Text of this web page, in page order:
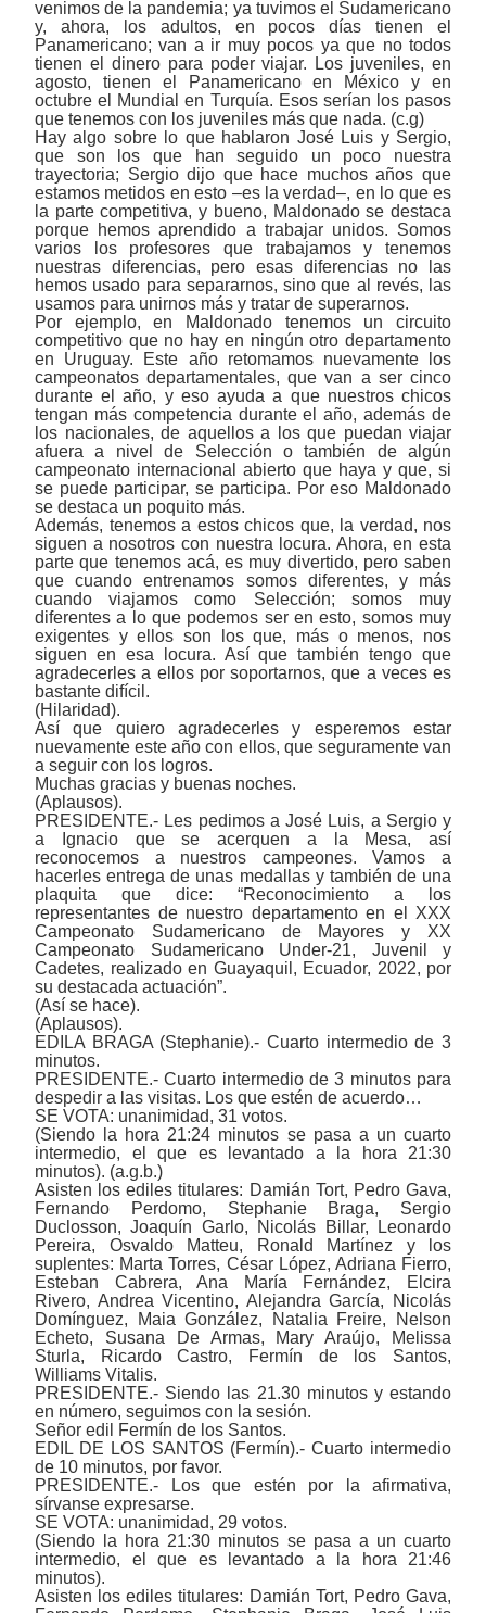
venimos de la pandemia; ya tuvimos el Sudamericano
y, ahora, los adultos, en pocos días tienen el
Panamericano; van a ir muy pocos ya que no todos
tienen el dinero para poder viajar. Los juveniles, en
agosto, tienen el Panamericano en México y en
octubre el Mundial en Turquía. Esos serían los pasos
que tenemos con los juveniles más que nada. (c.g)
Hay algo sobre lo que hablaron José Luis y Sergio,
que son los que han seguido un poco nuestra
trayectoria; Sergio dijo que hace muchos años que
estamos metidos en esto ‒es la verdad‒, en lo que es
la parte competitiva, y bueno, Maldonado se destaca
porque hemos aprendido a trabajar unidos. Somos
varios los profesores que trabajamos y tenemos
nuestras diferencias, pero esas diferencias no las
hemos usado para separarnos, sino que al revés, las
usamos para unirnos más y tratar de superarnos.
Por ejemplo, en Maldonado tenemos un circuito
competitivo que no hay en ningún otro departamento
en Uruguay. Este año retomamos nuevamente los
campeonatos departamentales, que van a ser cinco
durante el año, y eso ayuda a que nuestros chicos
tengan más competencia durante el año, además de
los nacionales, de aquellos a los que puedan viajar
afuera a nivel de Selección o también de algún
campeonato internacional abierto que haya y que, si
se puede participar, se participa. Por eso Maldonado
se destaca un poquito más.
Además, tenemos a estos chicos que, la verdad, nos
siguen a nosotros con nuestra locura. Ahora, en esta
parte que tenemos acá, es muy divertido, pero saben
que cuando entrenamos somos diferentes, y más
cuando viajamos como Selección; somos muy
diferentes a lo que podemos ser en esto, somos muy
exigentes y ellos son los que, más o menos, nos
siguen en esa locura. Así que también tengo que
agradecerles a ellos por soportarnos, que a veces es
bastante difícil.
(Hilaridad).
Así que quiero agradecerles y esperemos estar
nuevamente este año con ellos, que seguramente van
a seguir con los logros.
Muchas gracias y buenas noches.
(Aplausos).
PRESIDENTE.- Les pedimos a José Luis, a Sergio y
a Ignacio que se acerquen a la Mesa, así
reconocemos a nuestros campeones. Vamos a
hacerles entrega de unas medallas y también de una
plaquita que dice: “Reconocimiento a los
representantes de nuestro departamento en el XXX
Campeonato Sudamericano de Mayores y XX
Campeonato Sudamericano Under-21, Juvenil y
Cadetes, realizado en Guayaquil, Ecuador, 2022, por
su destacada actuación”.
(Así se hace).
(Aplausos).
EDILA BRAGA (Stephanie).- Cuarto intermedio de 3
minutos.
PRESIDENTE.- Cuarto intermedio de 3 minutos para
despedir a las visitas. Los que estén de acuerdo…
SE VOTA: unanimidad, 31 votos.
(Siendo la hora 21:24 minutos se pasa a un cuarto
intermedio, el que es levantado a la hora 21:30
minutos). (a.g.b.)
Asisten los ediles titulares: Damián Tort, Pedro Gava,
Fernando Perdomo, Stephanie Braga, Sergio
Duclosson, Joaquín Garlo, Nicolás Billar, Leonardo
Pereira, Osvaldo Matteu, Ronald Martínez y los
suplentes: Marta Torres, César López, Adriana Fierro,
Esteban Cabrera, Ana María Fernández, Elcira
Rivero, Andrea Vicentino, Alejandra García, Nicolás
Domínguez, Maia González, Natalia Freire, Nelson
Echeto, Susana De Armas, Mary Araújo, Melissa
Sturla, Ricardo Castro, Fermín de los Santos,
Williams Vitalis.
PRESIDENTE.- Siendo las 21.30 minutos y estando
en número, seguimos con la sesión.
Señor edil Fermín de los Santos.
EDIL DE LOS SANTOS (Fermín).- Cuarto intermedio
de 10 minutos, por favor.
PRESIDENTE.- Los que estén por la afirmativa,
sírvanse expresarse.
SE VOTA: unanimidad, 29 votos.
(Siendo la hora 21:30 minutos se pasa a un cuarto
intermedio, el que es levantado a la hora 21:46
minutos).
Asisten los ediles titulares: Damián Tort, Pedro Gava,